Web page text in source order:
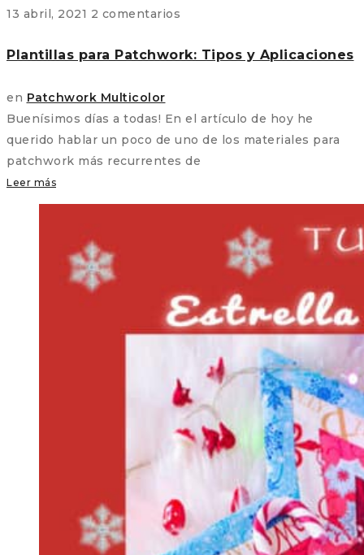
13 abril, 2021 2 comentarios
Plantillas para Patchwork: Tipos y Aplicaciones
en Patchwork Multicolor
Buenísimos días a todas! En el artículo de hoy he
querido hablar un poco de uno de los materiales para
patchwork más recurrentes de
Leer más